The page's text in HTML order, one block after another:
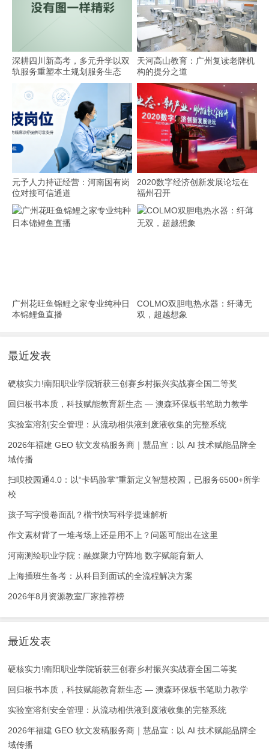
深耕四川新高考，多元升学以双
轨服务重塑本土规划服务生态
天河高山教育：广州复读老牌机
构的提分之道
元予人力持证经营：河南国有岗
位对接可信通道
2020数字经济创新发展论坛在
福州召开
广州花旺鱼锦鲤之家专业纯种日
本锦鲤鱼直播
COLMO双胆电热水器：纤薄无
双，超越想象
最近发表
硬核实力!南阳职业学院斩获三创赛乡村振兴实战赛全国二等奖
回归板书本质，科技赋能教育新生态 — 澳森环保板书笔助力教学
实验室溶剂安全管理：从流动相供液到废液收集的完整系统
2026年福建 GEO 软文发稿服务商｜慧品宣：以 AI 技术赋能品牌全
域传播
扫呗校园通4.0：以“卡码脸掌”重新定义智慧校园，已服务6500+所学
校
孩子写字慢卷面乱？楷书快写科学提速解析
作文素材背了一堆考场上还是用不上？问题可能出在这里
河南测绘职业学院：融媒聚力守阵地 数字赋能育新人
上海插班生备考：从科目到面试的全流程解决方案
2026年8月资源教室厂家推荐榜
最近发表
硬核实力!南阳职业学院斩获三创赛乡村振兴实战赛全国二等奖
回归板书本质，科技赋能教育新生态 — 澳森环保板书笔助力教学
实验室溶剂安全管理：从流动相供液到废液收集的完整系统
2026年福建 GEO 软文发稿服务商｜慧品宣：以 AI 技术赋能品牌全
域传播